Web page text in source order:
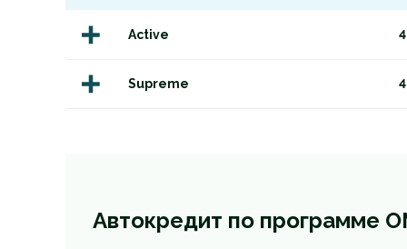
Active 4
Supreme 4
Автокредит по программе